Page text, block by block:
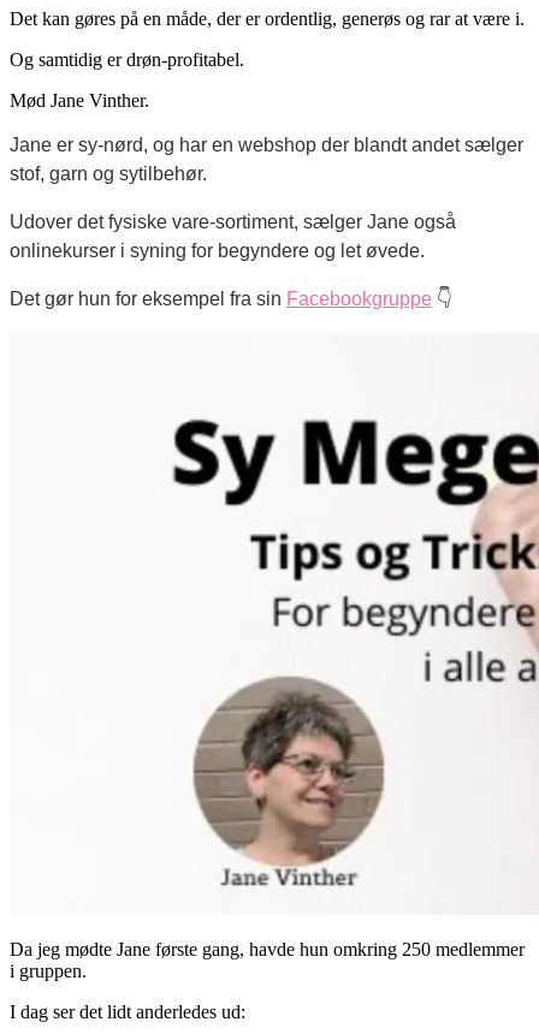
Det kan gøres på en måde, der er ordentlig, generøs og rar at være i.
Og samtidig er drøn-profitabel.
Mød Jane Vinther.
Jane er sy-nørd, og har en webshop der blandt andet sælger
stof, garn og sytilbehør.
Udover det fysiske vare-sortiment, sælger Jane også
onlinekurser i syning for begyndere og let øvede.
Det gør hun for eksempel fra sin Facebookgruppe 👇
Da jeg mødte Jane første gang, havde hun omkring 250 medlemmer
i gruppen.
I dag ser det lidt anderledes ud: